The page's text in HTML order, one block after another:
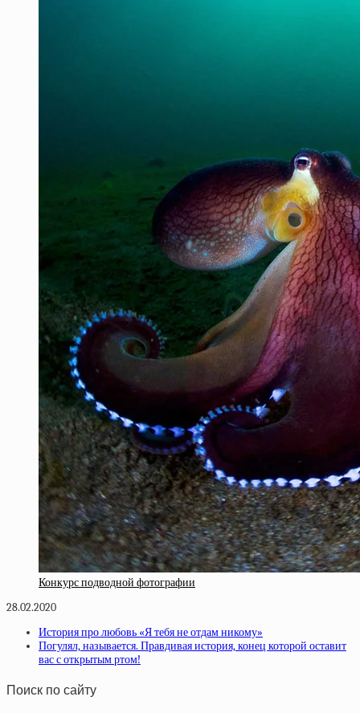
Конкурс подводной фотографии
28.02.2020
История про любовь «Я тебя не отдам никому»
Погулял, называется. Правдивая история, конец которой оставит
вас с открытым ртом!
Поиск по сайту